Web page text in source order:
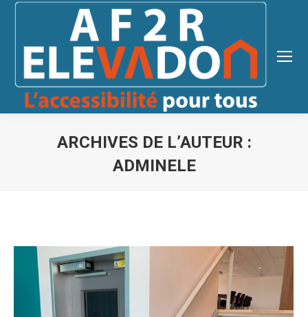
ARCHIVES DE L’AUTEUR :
ADMINELE